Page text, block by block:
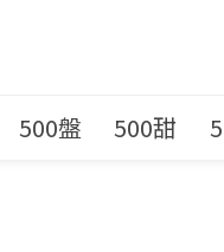
500盤 500甜